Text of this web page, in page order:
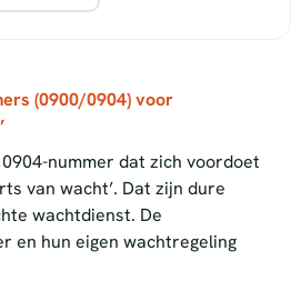
(0900/0904) voor
nummer dat zich voordoet
van wacht’. Dat zijn dure
wachtdienst. De
en hun eigen wachtregeling